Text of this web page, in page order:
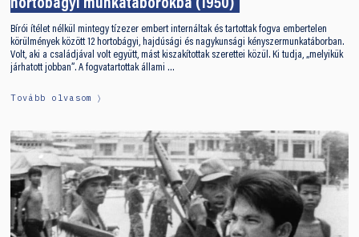
hortobágyi munkatáborokba (1950)
Bírói ítélet nélkül mintegy tízezer embert internáltak és tartottak fogva embertelen
körülmények között 12 hortobágyi, hajdúsági és nagykunsági kényszermunkatáborban.
Volt, aki a családjával volt együtt, mást kiszakítottak szerettei közül. Ki tudja, „melyikük
járhatott jobban”. A fogvatartottak állami …
Tovább olvasom